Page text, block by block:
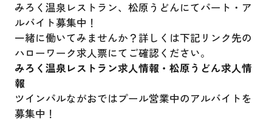
みろく温泉レストラン、松原うどんにてパート・ア
ルバイト募集中！
一緒に働いてみませんか？詳しくは下記リンク先の
ハローワーク求人票にてご確認ください。
みろく温泉レストラン求人情報・ 松原うどん求人情
報
ツインパルながおではプール営業中のアルバイトを
募集中！